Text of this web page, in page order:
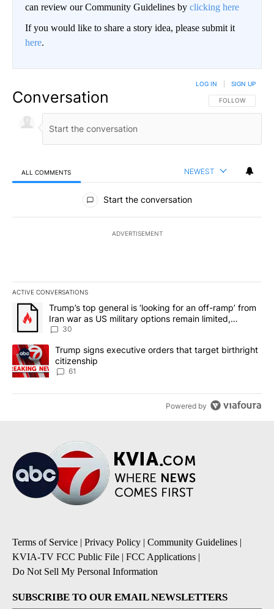
can review our Community Guidelines by clicking here
If you would like to share a story idea, please submit it
here.
Conversation FOLLOW THIS
FOLLOW
LOG IN SIGN UP
ALL COMMENTS NEWEST
All Comments
Start the conversation
ADVERTISEMENT
ACTIVE CONVERSATIONS
The following is a list of the most commented articles in the last
A trending article titled "Trump’s top general is ‘looking for an
Trump’s top general is ‘looking for an off-ramp’ from
Iran war as US military options remain limited,
sources say
30
A trending article titled "Trump signs executive orders that
Trump signs executive orders that target birthright
citizenship
61
Powered by
Terms of Service | Privacy Policy | Community Guidelines |
KVIA-TV FCC Public File | FCC Applications |
Do Not Sell My Personal Information
SUBSCRIBE TO OUR EMAIL NEWSLETTERS